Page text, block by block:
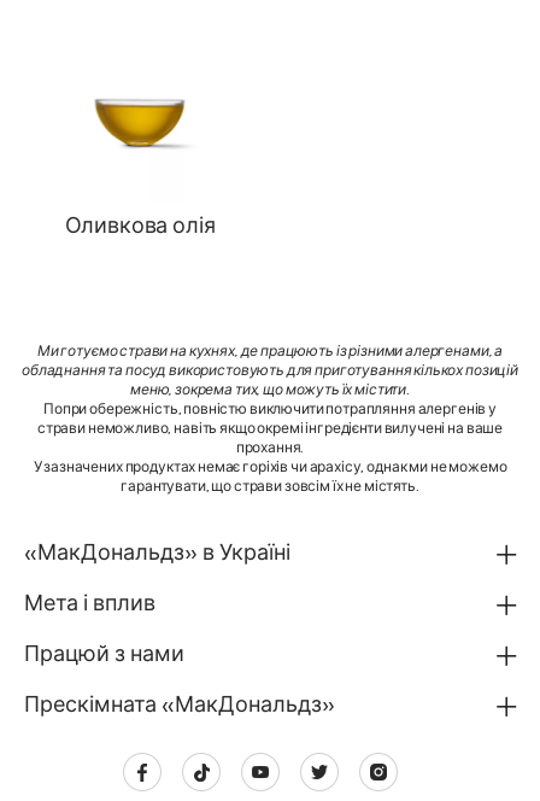
Оливкова олія
Ми готуємо страви на кухнях, де працюють із різними алергенами, а
обладнання та посуд використовують для приготування кількох позицій
меню, зокрема тих, що можуть їх містити.
Попри обережність, повністю виключити потрапляння алергенів у
страви неможливо, навіть якщо окремі інгредієнти вилучені на ваше
прохання.
У зазначених продуктах немає горіхів чи арахісу, однак ми не можемо
гарантувати, що страви зовсім їх не містять.
«МакДональдз» в Україні
Мета і вплив
Працюй з нами
Прескімната «МакДональдз»